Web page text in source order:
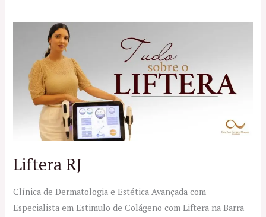
Liftera RJ
Clínica de Dermatologia e Estética Avançada com
Especialista em Estimulo de Colágeno com Liftera na Barra